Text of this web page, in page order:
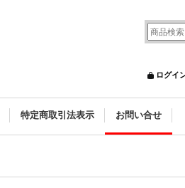
ログイ
特定商取引法表示 お問い合せ